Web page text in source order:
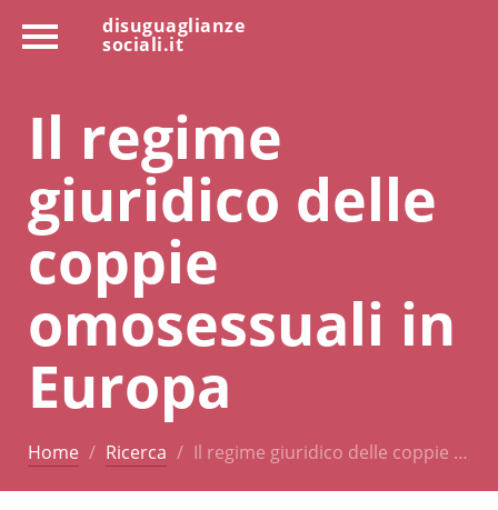
disuguaglianze
sociali.it
Il regime
giuridico delle
coppie
omosessuali in
Europa
Home Ricerca Il regime giuridico delle coppie …